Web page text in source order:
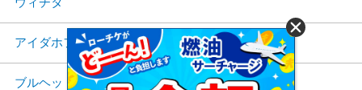
アイダホフォールズ
ブルヘッドシティ